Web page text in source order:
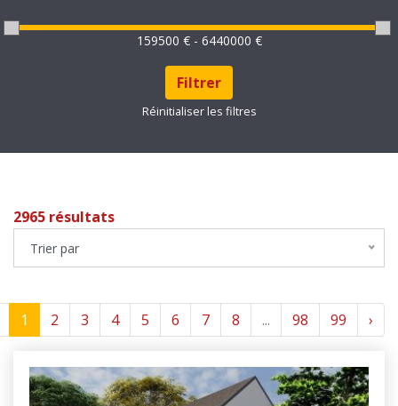
159500 € - 6440000 €
Filtrer
Réinitialiser les filtres
2965 résultats
Trier par
1 2 3 4 5 6 7 8 ... 98 99 ›